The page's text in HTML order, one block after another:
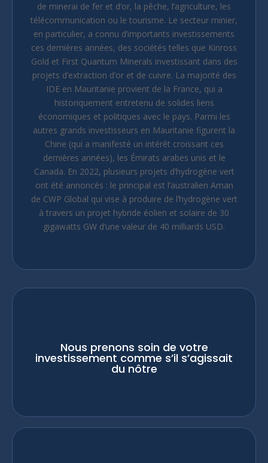
de minerai de fer et d’or, la pêche, l’agriculture, les
télécommunication ou le tourisme. Le secteur minier,
en particulier, a connu d’importants investissements
ces dernières années, des sociétés telles que Kinross
Gold et First Quantum Minerals investissant dans des
projets d’extraction d’or et de cuivre. La majorité des
IDE en Mauritanie provient de la France, qui a
historiquement entretenu de solides liens
économiques et politiques avec le pays. Parmi les
autres grands investisseurs en Mauritanie figurent la
Chine (qui a manifesté un intérêt croissant ces
dernières années), les Émirats arabes unis et le
Canada. En 2022, plusieurs projets d’hydrogène vert
ont été annoncés : le principal est l’australien Aman
de CWP Global qui vise à produire de l’hydrogène vert
à travers un projet hybride éolien et solaire de 30
gigawatts GW d’une valeur de 40 milliards USD.
investissement comme s’il s’agissait
du nôtre